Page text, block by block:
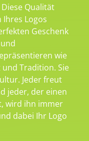
Qualität
Logos
Geschenk
wie
Tradition. Sie
Jeder freut
jeder, der einen
wird ihn immer
dabei Ihr Logo